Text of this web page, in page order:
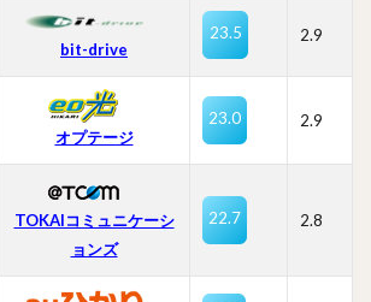
bit-drive
23.5 2.9
オプテージ
23.0 2.9
TOKAIコミュニケーシ
ョンズ
22.7 2.8